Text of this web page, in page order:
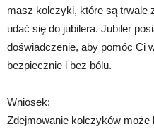
masz kolczyki, które są trwale
udać się do jubilera. Jubiler
doświadczenie, aby pomóc Ci
bezpiecznie i bez bólu.
Wniosek:
Zdejmowanie kolczyków